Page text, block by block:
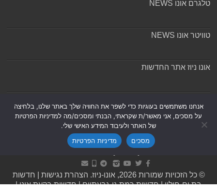
טלגרם אונו NEWS
טוויטר אונו NEWS
אונו ניוז אתר החדשות
© כל הזכויות שמורות 2026, אונו-ניוז. הצהרת נגישות
חדשות
בת ים-חולון|חדשות רמת גן-גבעתיים|חדשות בקעת אונו|
אנחנו משתמשים בעוגיות כדי לשפר את החוויה שלך באתר שלנו, בלחיצה
על מסכים, אני מאשר/ת שקראתי, הבנתי ומסכים/מה למדיניות הפרטיות
של האתר ולעיבוד המידע האישי שלי.
מסכים
מדיניות הפרטיות